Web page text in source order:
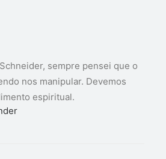
sempre pensei que o
nos manipular. Devemos
espiritual.